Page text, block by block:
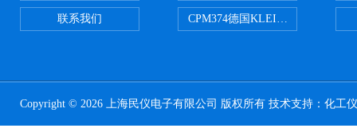
联系我们 CPM374德国KLEINWAECHTER
Copyright © 2026 上海民仪电子有限公司 版权所有 技术支持： 化工